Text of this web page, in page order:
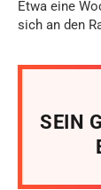
Etwa eine
sich an den
SEIN